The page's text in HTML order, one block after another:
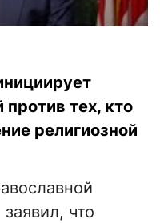
тех, кто
религиозной
что